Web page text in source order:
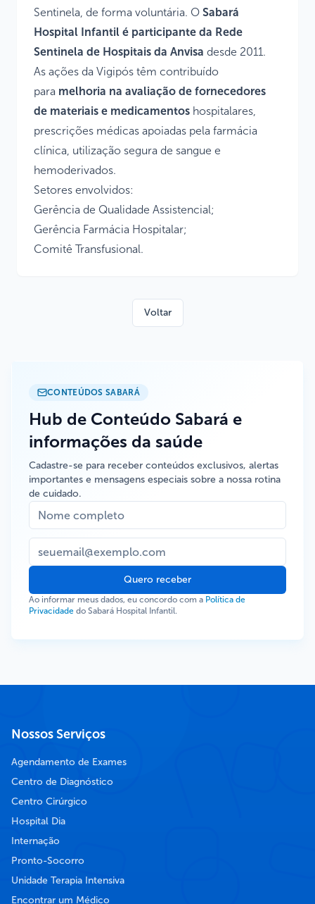
Sentinela, de forma voluntária. O Sabará
Hospital Infantil é participante da Rede
Sentinela de Hospitais da Anvisa desde 2011.
As ações da Vigipós têm contribuído
para melhoria na avaliação de fornecedores
de materiais e medicamentos hospitalares,
prescrições médicas apoiadas pela farmácia
clínica, utilização segura de sangue e
hemoderivados.
Setores envolvidos:
Gerência de Qualidade Assistencial;
Gerência Farmácia Hospitalar;
Comitê Transfusional.
Voltar
CONTEÚDOS SABARÁ
Hub de Conteúdo Sabará e
informações da saúde
Cadastre-se para receber conteúdos exclusivos, alertas
importantes e mensagens especiais sobre a nossa rotina
de cuidado.
Quero receber
Ao informar meus dados, eu concordo com a Política de
Privacidade do Sabará Hospital Infantil.
Nossos Serviços
Agendamento de Exames
Centro de Diagnóstico
Centro Cirúrgico
Hospital Dia
Internação
Pronto-Socorro
Unidade Terapia Intensiva
Encontrar um Médico